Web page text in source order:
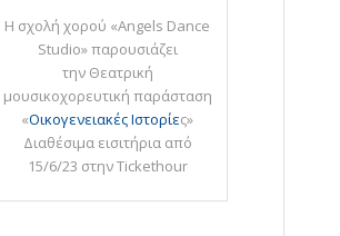
Η σχολή χορού «Angels Dance
Studio» παρουσιάζει
την Θεατρική
μουσικοχορευτική παράσταση
«Οικογενειακές Ιστορίες»
Διαθέσιμα εισιτήρια από
15/6/23 στην Tickethour